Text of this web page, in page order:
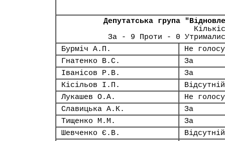
Депутатська група
За - 9 Проти - 0
Бурміч А.П.
Не
Гнатенко В.С.
За
Іванісов Р.В.
За
Кісільов І.П.
Відсутній
Лукашев О.А.
Не
Славицька А.К.
За
Тищенко М.М.
За
Шевченко Є.В.
Відсутній